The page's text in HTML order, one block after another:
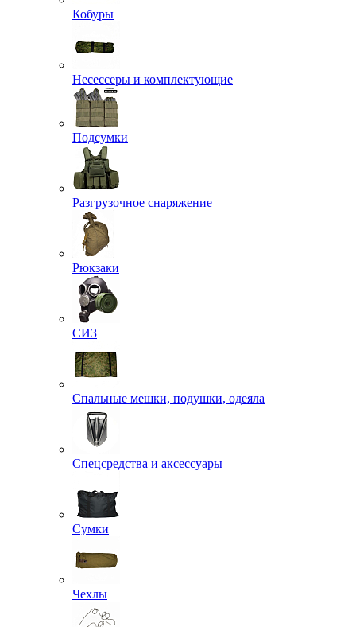
Кобуры
Несессеры и комплектующие
Подсумки
Разгрузочное снаряжение
Рюкзаки
СИЗ
Спальные мешки, подушки, одеяла
Спецсредства и аксессуары
Сумки
Чехлы